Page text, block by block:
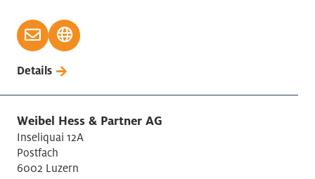
Details
Weibel Hess & Partner AG
Inseliquai 12A
Postfach
6002 Luzern